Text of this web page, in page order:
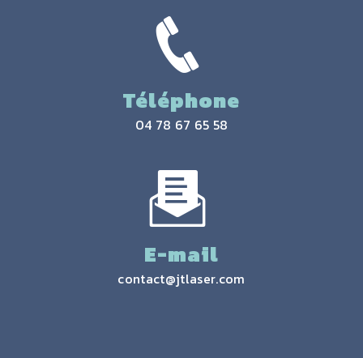
Téléphone
04 78 67 65 58
E-mail
contact@jtlaser.com